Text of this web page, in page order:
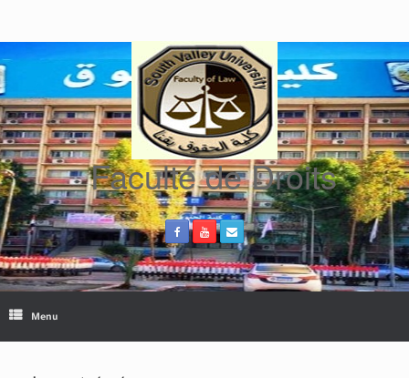
content
Faculté de Droits
Menu